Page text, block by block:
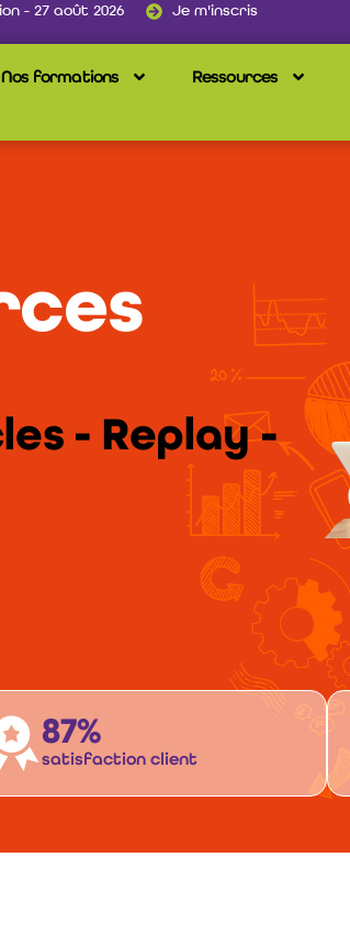
- 27 août 2026 Je m'inscris
Nos formations Ressources
- Replay -
87%
satisfaction client